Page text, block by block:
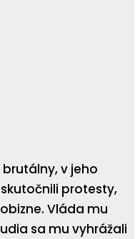
v jeho
protesty,
Vláda mu
sa mu vyhrážali